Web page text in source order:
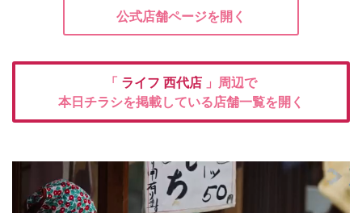
公式店舗ページを開く
「 ライフ 西代店 」周辺で
本日チラシを掲載している店舗一覧を開く